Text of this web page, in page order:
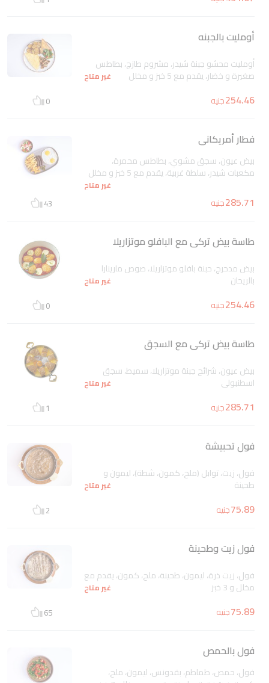
شرائح فطير مشلتت، سميت، خبز
أومليت بالجبنه
أومليت محشو جبنة شيدر، مشروم طازج، بطاطس
صغيرة و خضار، يقدم مع 5 خبز و مخلل غير متاح
254.46جنيه 0
فطار أمريكانى
بيض عيون، سجق مشوي، بطاطس محمرة،
مكعبات شيدر، سلطة غربية، يقدم مع 5 خبز و مخلل
غير متاح
285.71جنيه 43
طاسة بيض تركى مع البافلو موتزاريلا
بيض مدحرج، حبنة بافلو موتزاريلا، صوص مارينارا
بالريحان غير متاح
254.46جنيه 0
طاسة بيض تركى مع السجق
بيض عيون، شرائح جبنة موتزاريلا، سميط، سجق
اسطنبولى غير متاح
285.71جنيه 1
فول تحبيشة
فول، زيت، توابل (ملح، كمون، شطة)، ليمون و
طحينة غير متاح
75.89جنيه 2
فول زيت وطحينة
فول، زيت ذرة، ليمون، طحينة، ملح، كمون، يقدم مع
مخلل و 3 خبز غير متاح
75.89جنيه 65
فول بالحمص
فول، حمص، طماطم، بقدونس، ليمون، ملح،